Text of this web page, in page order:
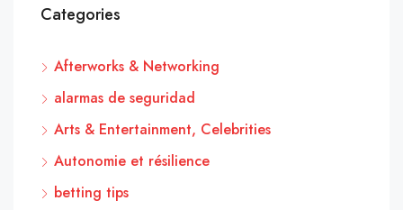
Categories
Afterworks & Networking
alarmas de seguridad
Arts & Entertainment, Celebrities
Autonomie et résilience
betting tips